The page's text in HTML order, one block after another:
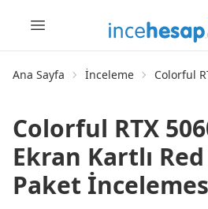
Ana Sayfa İnceleme Colorful
Colorful RTX
Ekran Kartlı
Paket